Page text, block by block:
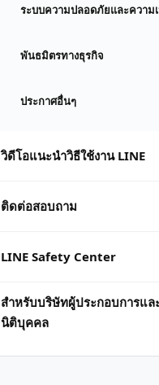
ระบบความปลอดภัยและความ
พันธมิตรทางธุรกิจ
ประกาศอื่นๆ
วิดีโอแนะนำวิธีใช้งาน LINE
ติดต่อสอบถาม
LINE Safety Center
สำหรับบริษัทผู้ประกอบการแล
นิติบุคคล